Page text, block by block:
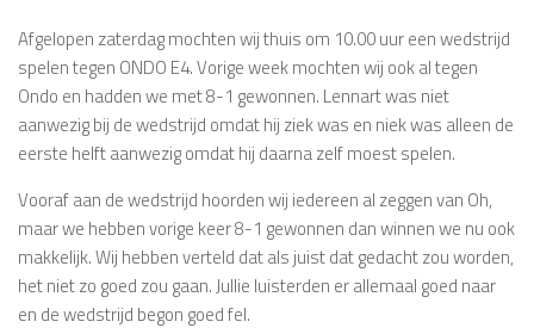
Afgelopen zaterdag mochten wij thuis om 10.00 uur een wedstrijd
spelen tegen ONDO E4. Vorige week mochten wij ook al tegen
Ondo en hadden we met 8-1 gewonnen. Lennart was niet
aanwezig bij de wedstrijd omdat hij ziek was en niek was alleen de
eerste helft aanwezig omdat hij daarna zelf moest spelen.
Vooraf aan de wedstrijd hoorden wij iedereen al zeggen van Oh,
maar we hebben vorige keer 8-1 gewonnen dan winnen we nu ook
makkelijk. Wij hebben verteld dat als juist dat gedacht zou worden,
het niet zo goed zou gaan. Jullie luisterden er allemaal goed naar
en de wedstrijd begon goed fel.